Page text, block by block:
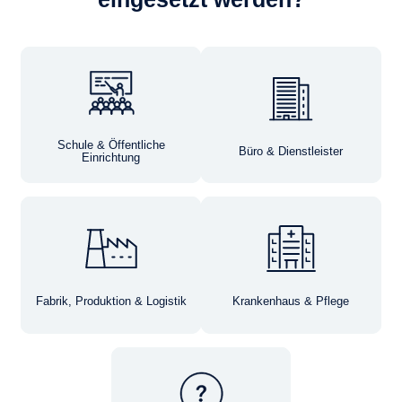
Schule & Öffentliche
Einrichtung
Büro & Dienstleister
Fabrik, Produktion & Logistik Krankenhaus & Pflege